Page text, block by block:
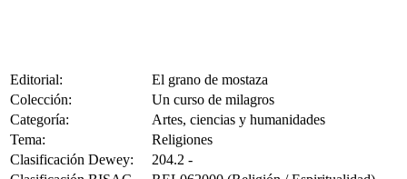
Editorial:
El grano de mostaza
Colección:
Un curso de milagros
Categoría:
Artes, ciencias y humanidades
Tema:
Religiones
Clasificación Dewey:
204.2 -